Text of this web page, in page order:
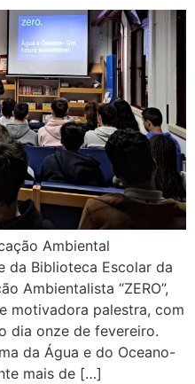
Ambiental
da Biblioteca Escolar da
Ambientalista “ZERO”,
motivadora palestra, com
dia onze de fevereiro.
da Água e do Oceano-
mais de […]